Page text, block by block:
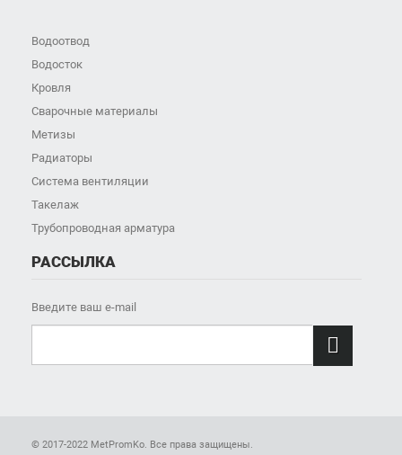
Водоотвод
Водосток
Кровля
Сварочные материалы
Метизы
Радиаторы
Система вентиляции
Такелаж
Трубопроводная арматура
РАССЫЛКА
Введите ваш e-mail

© 2017-2022 MetPromKo. Все права защищены.